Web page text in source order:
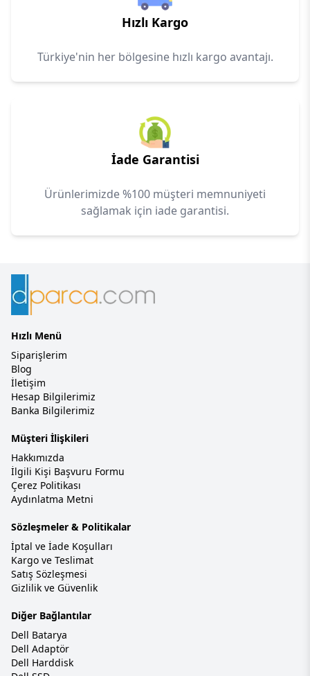
Hızlı Kargo
Türkiye'nin her bölgesine hızlı kargo avantajı.
İade Garantisi
Ürünlerimizde %100 müşteri memnuniyeti
sağlamak için iade garantisi.
Hızlı Menü
Siparişlerim
Blog
İletişim
Hesap Bilgilerimiz
Banka Bilgilerimiz
Müşteri İlişkileri
Hakkımızda
İlgili Kişi Başvuru Formu
Çerez Politikası
Aydınlatma Metni
Sözleşmeler & Politikalar
İptal ve İade Koşulları
Kargo ve Teslimat
Satış Sözleşmesi
Gizlilik ve Güvenlik
Diğer Bağlantılar
Dell Batarya
Dell Adaptör
Dell Harddisk